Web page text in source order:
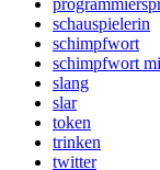
schauspielerin
schimpfwort
schimpfwort
slang
slar
token
trinken
twitter